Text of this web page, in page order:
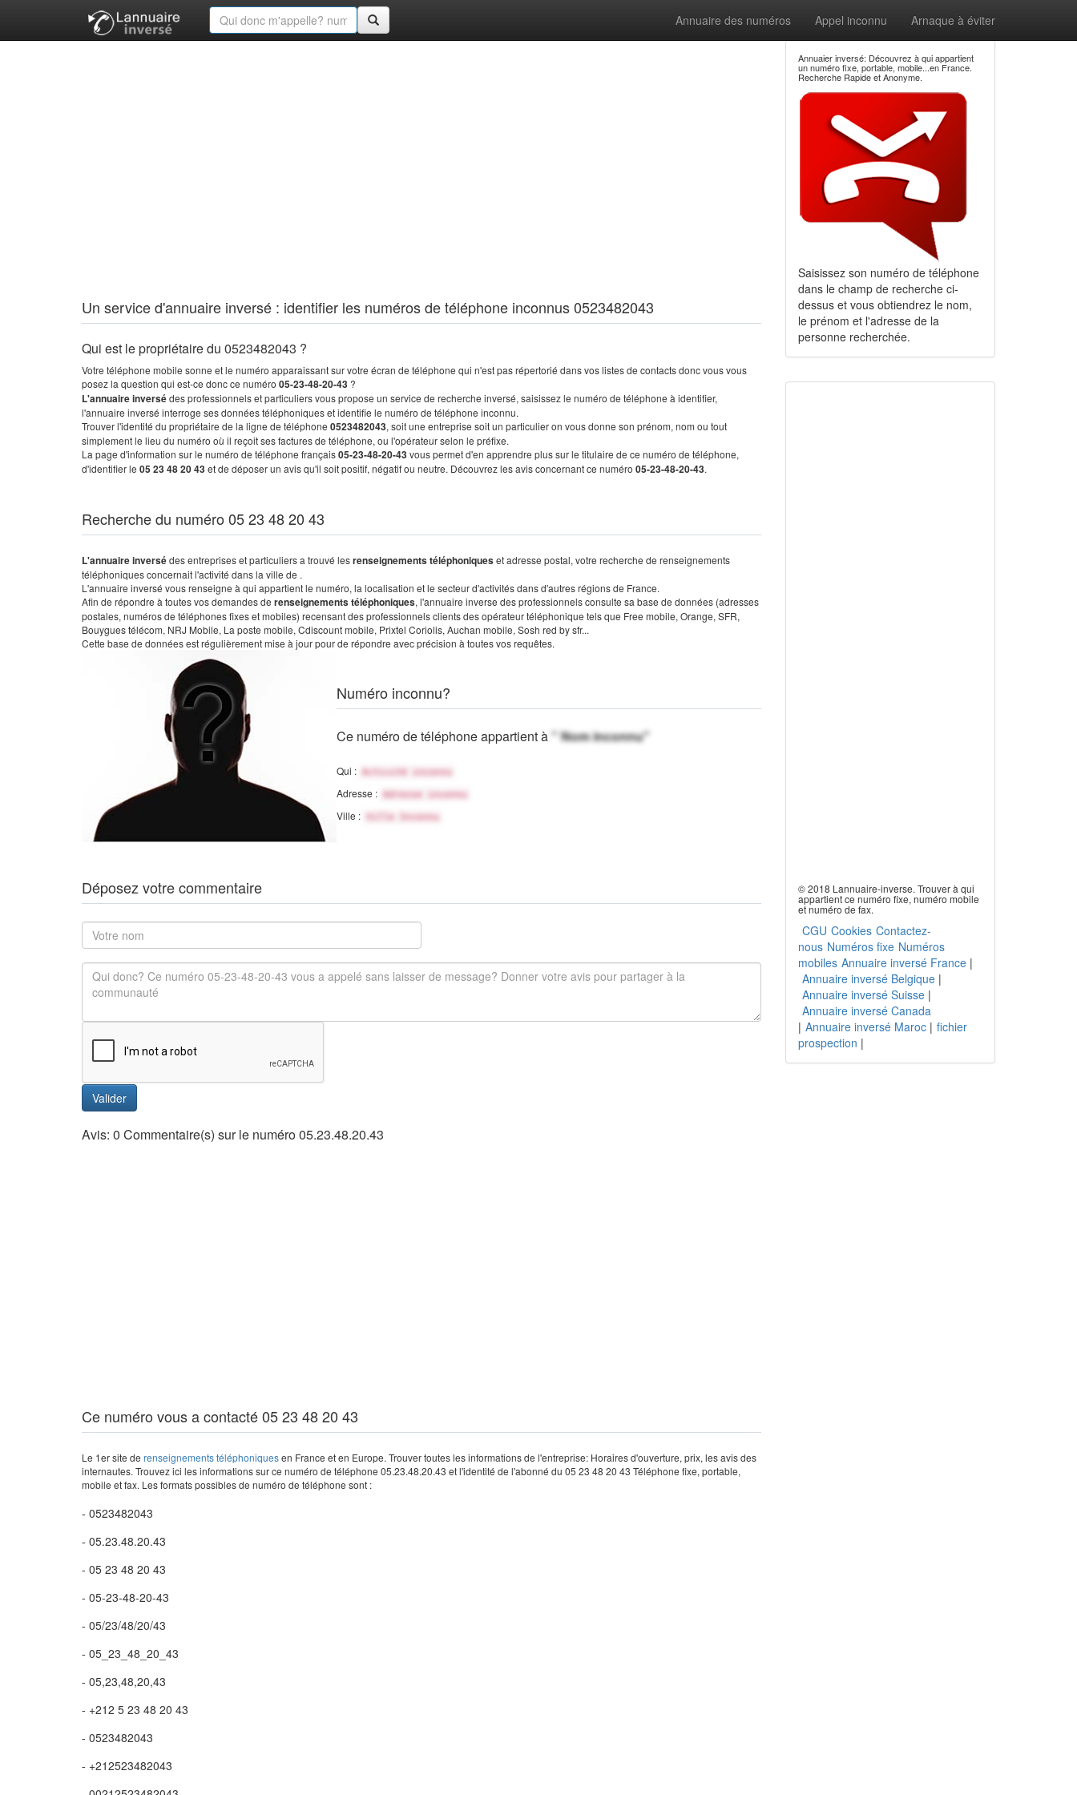
Annuaire des numéros Appel inconnu Arnaque à éviter
Un service d'annuaire inversé : identifier les numéros de téléphone inconnus 0523482043
Qui est le propriétaire du 0523482043 ?
Votre téléphone mobile sonne et le numéro apparaissant sur votre écran de téléphone qui n'est pas répertorié dans vos listes de contacts donc vous vous
posez la question qui est-ce donc ce numéro 05-23-48-20-43 ?
L'annuaire inversédes professionnels et particuliers vous propose un service de recherche inversé, saisissez le numéro de téléphone à identifier,
l'annuaire inversé interroge ses données téléphoniques et identifie le numéro de téléphone inconnu.
Trouver l'identité du propriétaire de la ligne de téléphone 0523482043, soit une entreprise soit un particulier on vous donne son prénom, nom ou tout
simplement le lieu du numéro où il reçoit ses factures de téléphone, ou l'opérateur selon le préfixe.
La page d'information sur le numéro de téléphone français05-23-48-20-43vous permet d'en apprendre plus sur le titulaire de ce numéro de téléphone,
d'identifier le 05 23 48 20 43et de déposer un avis qu'il soit positif, négatif ou neutre. Découvrez les avis concernant ce numéro 05-23-48-20-43.
Recherche du numéro 05 23 48 20 43
L'annuaire inversédes entreprises et particuliers a trouvé lesrenseignements téléphoniqueset adresse postal, votre recherche de renseignements
téléphoniques concernait l'activité dans la ville de .
L'annuaire inversé vous renseigne à qui appartient le numéro, la localisation et le secteur d'activités dans d'autres régions de France.
Afin de répondre à toutes vos demandes de renseignements téléphoniques, l'annuaire inverse des professionnels consulte sa base de données (adresses
postales, numéros de téléphones fixes et mobiles) recensant des professionnels clients des opérateur téléphonique tels que Free mobile, Orange, SFR,
Bouygues télécom, NRJ Mobile, La poste mobile, Cdiscount mobile, Prixtel Coriolis, Auchan mobile, Sosh red by sfr...
Cette base de données est régulièrement mise à jour pour de répondre avec précision à toutes vos requêtes.
Numéro inconnu?
Ce numéro de téléphone appartient à" Nom inconnu"
Qui : Activité inconnu
Adresse : Adresse inconnu
Ville : Ville Inconnu
Déposez votre commentaire
Valider
Avis: 0 Commentaire(s) sur le numéro 05.23.48.20.43
Ce numéro vous a contacté 05 23 48 20 43
Le 1er site de renseignements téléphoniquesen France et en Europe. Trouver toutes les informations de l'entreprise: Horaires d'ouverture, prix, les avis des
internautes. Trouvez ici les informations sur ce numéro de téléphone 05.23.48.20.43 et l'identité de l'abonné du 05 23 48 20 43 Téléphone fixe, portable,
mobile et fax. Les formats possibles de numéro de téléphone sont :
- 0523482043
- 05.23.48.20.43
- 05 23 48 20 43
- 05-23-48-20-43
- 05/23/48/20/43
- 05_23_48_20_43
- 05,23,48,20,43
- +212 5 23 48 20 43
- 0523482043
- +212523482043
Annuaier inversé: Découvrez à qui appartient
un numéro fixe, portable, mobile...en France.
Recherche Rapide et Anonyme.
Saisissez son numéro de téléphone
dans le champ de recherche ci-
dessus et vous obtiendrez le nom,
le prénom et l'adresse de la
personne recherchée.
© 2018 Lannuaire-inverse. Trouver à qui
appartient ce numéro fixe, numéro mobile
et numéro de fax.
CGU Cookies Contactez-
nous Numéros fixe Numéros
mobiles Annuaire inversé France|
Annuaire inversé Belgique|
Annuaire inversé Suisse|
Annuaire inversé Canada
| Annuaire inversé Maroc| fichier
prospection |